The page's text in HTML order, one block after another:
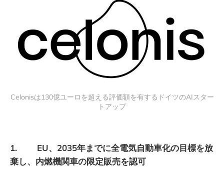
Celonisは130億ユーロを超える評価額を有するドイツのAIスター
トアップ
1. EU、2035年までに全電気自動車化の目標を放
棄し、内燃機関車の限定販売を認可